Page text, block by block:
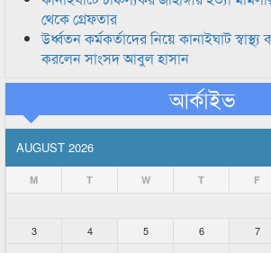
থেকে গ্রেফতার
উর্ধ্বতন কর্মকর্তাদের নিয়ে কানাইঘাট স্বাস্থ্য
করলেন সাংসদ আবুল হাসান
আর্কাইভ
AUGUST 2026
M T W T F
3
4 5 6 7